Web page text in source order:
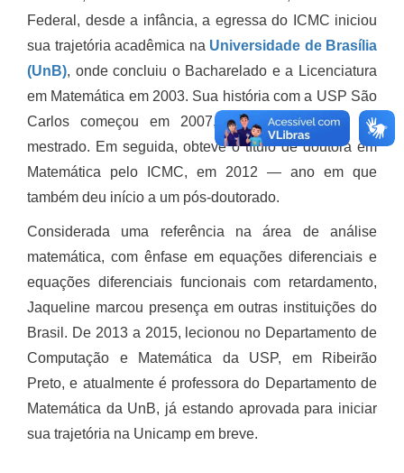
Federal, desde a infância, a egressa do ICMC iniciou
sua trajetória acadêmica na Universidade de Brasília
(UnB), onde concluiu o Bacharelado e a Licenciatura
em Matemática em 2003. Sua história com a USP São
Carlos começou em 2007, quando ingressou no
mestrado. Em seguida, obteve o título de doutora em
Matemática pelo ICMC, em 2012 — ano em que
também deu início a um pós-doutorado.
Considerada uma referência na área de análise
matemática, com ênfase em equações diferenciais e
equações diferenciais funcionais com retardamento,
Jaqueline marcou presença em outras instituições do
Brasil. De 2013 a 2015, lecionou no Departamento de
Computação e Matemática da USP, em Ribeirão
Preto, e atualmente é professora do Departamento de
Matemática da UnB, já estando aprovada para iniciar
sua trajetória na Unicamp em breve.